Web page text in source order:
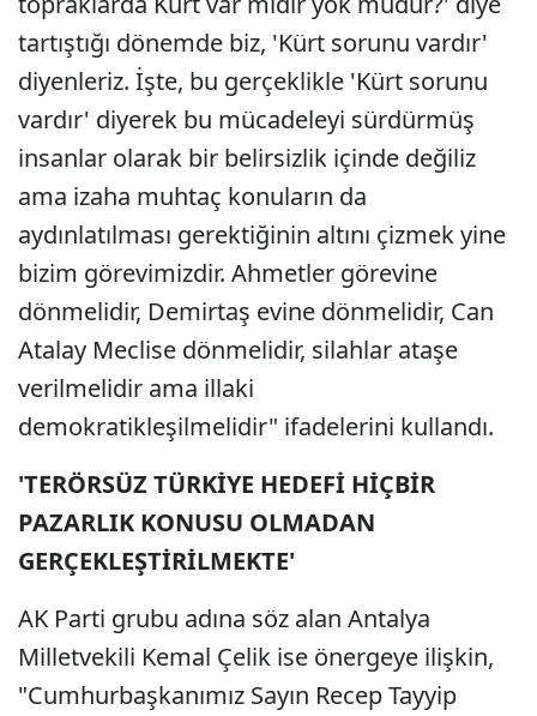
tartıştığı dönemde biz, 'Kürt sorunu vardır'
diyenleriz. İşte, bu gerçeklikle 'Kürt sorunu
vardır' diyerek bu mücadeleyi sürdürmüş
insanlar olarak bir belirsizlik içinde değiliz
ama izaha muhtaç konuların da
aydınlatılması gerektiğinin altını çizmek yine
bizim görevimizdir. Ahmetler görevine
dönmelidir, Demirtaş evine dönmelidir, Can
Atalay Meclise dönmelidir, silahlar ataşe
verilmelidir ama illaki
demokratikleşilmelidir" ifadelerini kullandı.
'TERÖRSÜZ TÜRKİYE HEDEFİ HİÇBİR
PAZARLIK KONUSU OLMADAN
GERÇEKLEŞTİRİLMEKTE'
AK Parti grubu adına söz alan Antalya
Milletvekili Kemal Çelik ise önergeye ilişkin,
"Cumhurbaşkanımız Sayın Recep Tayyip